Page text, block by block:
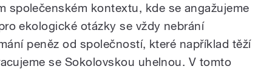
společenském kontextu, kde se angažujeme
ekologické otázky se vždy nebrání
peněz od společností, které například těží
se Sokolovskou uhelnou. V tomto